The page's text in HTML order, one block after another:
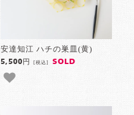
安達知江 ハチの巣皿(黄)
5,500円 [税込] SOLD